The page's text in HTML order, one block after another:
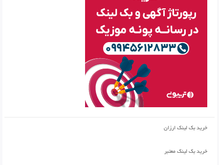
خرید بک لینک ارزان
خرید بک لینک معتبر